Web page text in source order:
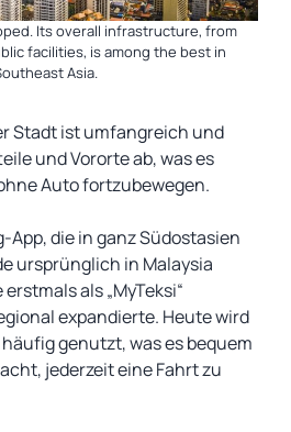
Its overall infrastructure, from
facilities, is among the best in
Asia.
Stadt ist umfangreich und
und Vororte ab, was es
Auto fortzubewegen.
App, die in ganz Südostasien
ursprünglich in Malaysia
als „MyTeksi“
expandierte. Heute wird
genutzt, was es bequem
jederzeit eine Fahrt zu